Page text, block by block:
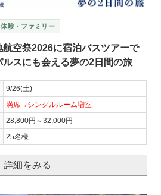
験・ファミリー
航空祭2026に宿泊バスツアーで
スにも会える夢の2日間の旅
9/26(土)
満席→シングルルーム増室
28,800円～32,000円
25名様
詳細をみる